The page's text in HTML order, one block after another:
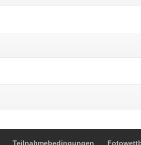
Teilnahmebedingungen